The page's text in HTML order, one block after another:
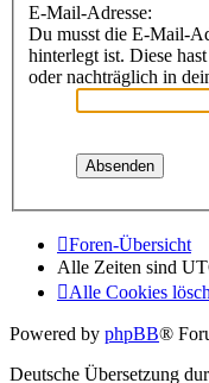
E-Mail-Adresse:
Du musst die E-Mail-
hinterlegt ist. Diese
oder nachträglich in
Foren-Übersicht
Alle Zeiten sind
Alle Cookies
Powered by phpBB®
Deutsche Übersetzung